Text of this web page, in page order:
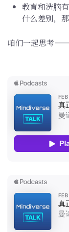
教育和洗脑
什么差别，
咱们一起思考——